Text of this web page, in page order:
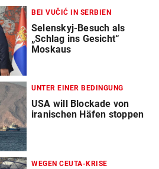
BEI VUČIĆ IN SERBIEN
Selenskyj-Besuch als
„Schlag ins Gesicht“
Moskaus
UNTER EINER BEDINGUNG
USA will Blockade von
iranischen Häfen stoppen
WEGEN CEUTA-KRISE